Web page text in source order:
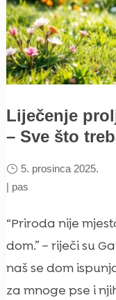
Liječenje
– Sve što
5. prosinca 2025.
| pas
“Priroda nije
dom.” – riječi su
naš se dom
za mnoge pse i